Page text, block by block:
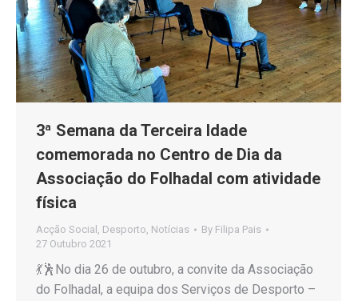
3ª Semana da Terceira Idade
comemorada no Centro de Dia da
Associação do Folhadal com atividade
física
Acção Social , Desporto, Notícias By Filipa Pais
27 Outubro 2021
💃🕺No dia 26 de outubro, a convite da Associação
do Folhadal, a equipa dos Serviços de Desporto –